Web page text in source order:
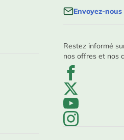
Envoyez-
Restez informé
nos offres et nos